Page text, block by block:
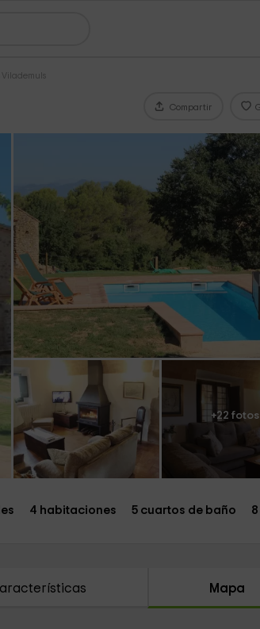
Vilademuls
Compartir
+22 fotos
4 habitaciones 5 cuartos de baño
Mapa